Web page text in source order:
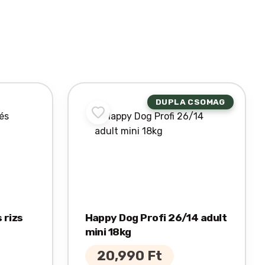
rizs
DUPLA CSOMAG
Happy Dog Profi 26/14 adult
mini 18kg
20,990 Ft